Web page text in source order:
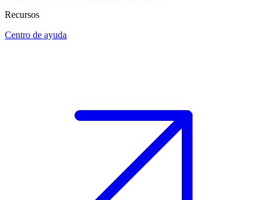
Recursos
Centro de ayuda